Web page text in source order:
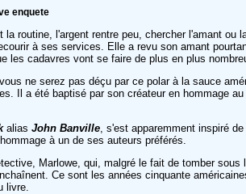
enquete
routine, l'argent rentre peu, chercher l'amant ou
à ses services. Elle a revu son amant
les cadavres vont se faire de plus en plus
ne serez pas déçu par ce polar à la sauce
Il a été baptisé par son créateur en hommage
alias John Banville , s'est apparemment inspiré
à un de ses auteurs préférés.
Marlowe, qui, malgré le fait de tomber
Ce sont les années cinquante
livre.